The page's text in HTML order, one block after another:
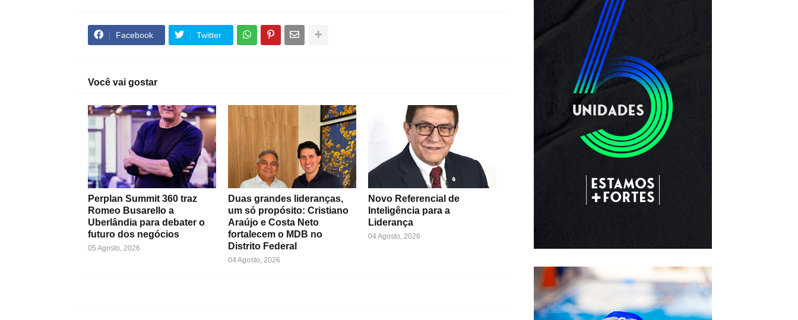
Facebook Twitter
Você vai gostar
Perplan Summit 360 traz
Romeo Busarello a
Uberlândia para debater o
futuro dos negócios
05 Agosto, 2026
Duas grandes lideranças,
um só propósito: Cristiano
Araújo e Costa Neto
fortalecem o MDB no
Distrito Federal
04 Agosto, 2026
Novo Referencial de
Inteligência para a
Liderança
04 Agosto, 2026